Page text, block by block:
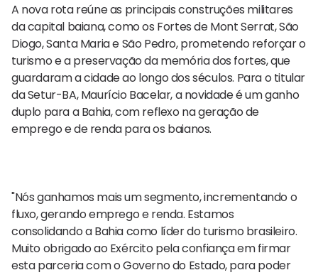
A nova rota reúne as principais construções militares
da capital baiana, como os Fortes de Mont Serrat, São
Diogo, Santa Maria e São Pedro, prometendo reforçar o
turismo e a preservação da memória dos fortes, que
guardaram a cidade ao longo dos séculos. Para o titular
da Setur-BA, Maurício Bacelar, a novidade é um ganho
duplo para a Bahia, com reflexo na geração de
emprego e de renda para os baianos.
"Nós ganhamos mais um segmento, incrementando o
fluxo, gerando emprego e renda. Estamos
consolidando a Bahia como líder do turismo brasileiro.
Muito obrigado ao Exército pela confiança em firmar
esta parceria com o Governo do Estado, para poder